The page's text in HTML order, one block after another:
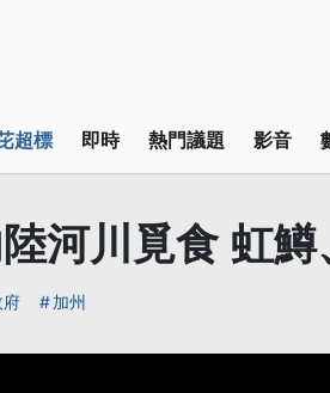
超標 即時 熱門議題 影音
河川覓食 虹
府 加州